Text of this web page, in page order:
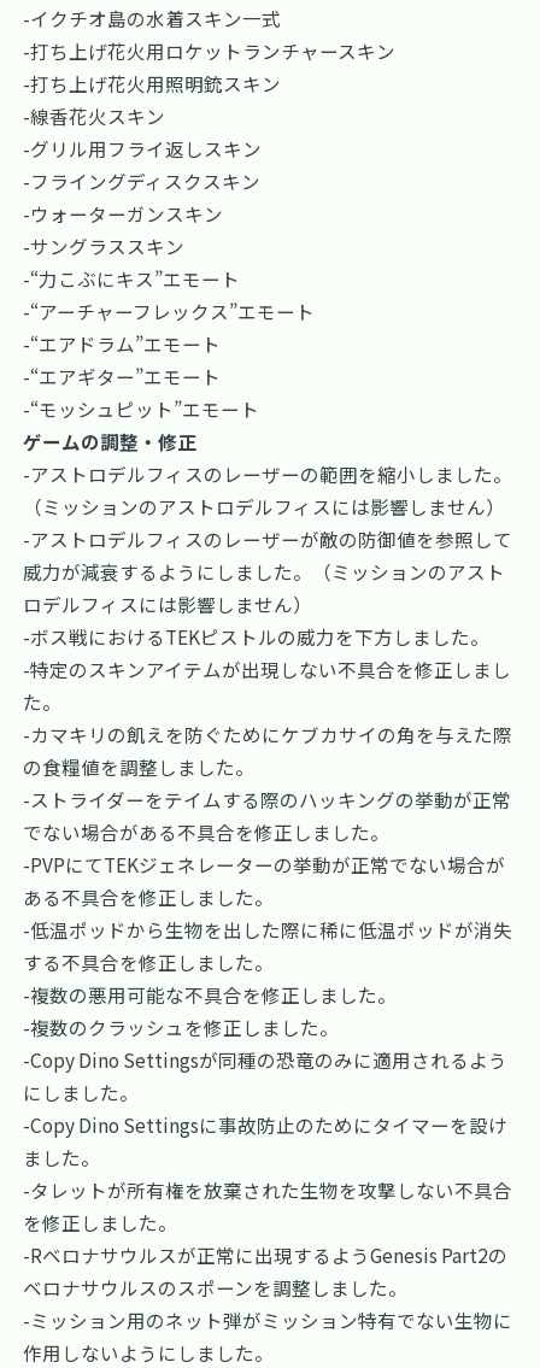
-イクチオ島の水着スキン一式
-打ち上げ花火用ロケットランチャースキン
-打ち上げ花火用照明銃スキン
-線香花火スキン
-グリル用フライ返しスキン
-フライングディスクスキン
-ウォーターガンスキン
-サングラススキン
-“力こぶにキス”エモート
-“アーチャーフレックス”エモート
-“エアドラム”エモート
-“エアギター”エモート
-“モッシュピット”エモート
ゲームの調整・修正
-アストロデルフィスのレーザーの範囲を縮小しました。
（ミッションのアストロデルフィスには影響しません）
-アストロデルフィスのレーザーが敵の防御値を参照して
威力が減衰するようにしました。（ミッションのアスト
ロデルフィスには影響しません）
-ボス戦におけるTEKピストルの威力を下方しました。
-特定のスキンアイテムが出現しない不具合を修正しまし
た。
-カマキリの飢えを防ぐためにケブカサイの角を与えた際
の食糧値を調整しました。
-ストライダーをテイムする際のハッキングの挙動が正常
でない場合がある不具合を修正しました。
-PVPにてTEKジェネレーターの挙動が正常でない場合が
ある不具合を修正しました。
-低温ポッドから生物を出した際に稀に低温ポッドが消失
する不具合を修正しました。
-複数の悪用可能な不具合を修正しました。
-複数のクラッシュを修正しました。
-Copy Dino Settingsが同種の恐竜のみに適用されるよう
にしました。
-Copy Dino Settingsに事故防止のためにタイマーを設け
ました。
-タレットが所有権を放棄された生物を攻撃しない不具合
を修正しました。
-Rベロナサウルスが正常に出現するようGenesis Part2の
ベロナサウルスのスポーンを調整しました。
-ミッション用のネット弾がミッション特有でない生物に
作用しないようにしました。